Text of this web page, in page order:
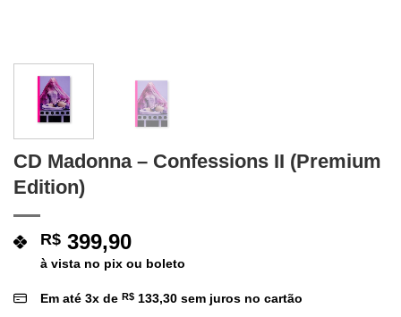
CD Madonna – Confessions II (Premium
Edition)
R$ 399,90
à vista no pix ou boleto
Em até 3x de R$ 133,30 sem juros no cartão